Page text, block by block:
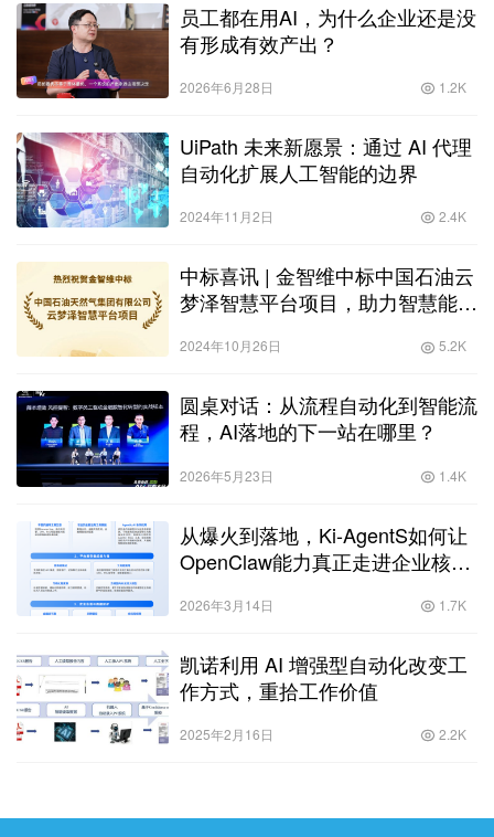
员工都在用AI，为什么企业还是没
有形成有效产出？
2026年6月28日 1.2K
UiPath 未来新愿景：通过 AI 代理
自动化扩展人工智能的边界
2024年11月2日 2.4K
中标喜讯 | 金智维中标中国石油云
梦泽智慧平台项目，助力智慧能源
2024年10月26日 5.2K
圆桌对话：从流程自动化到智能流
程，AI落地的下一站在哪里？
2026年5月23日 1.4K
从爆火到落地，Ki-AgentS如何让
OpenClaw能力真正走进企业核心
2026年3月14日 1.7K
凯诺利用 AI 增强型自动化改变工
作方式，重拾工作价值
2025年2月16日 2.2K